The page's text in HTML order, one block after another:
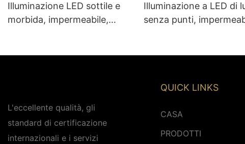
Illuminazione LED sottile e
morbida, impermeabile,
Illuminazione a LED di
senza punti,
L'eccellente qualità, gli
standard di certificazione
internazionali e i servizi
QUICK LINKS
CASA
PRODOTTI